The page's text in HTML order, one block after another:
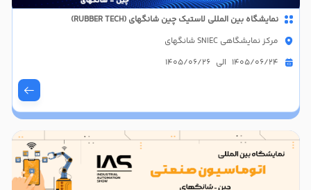
نمایشگاه بین المللی لاستیک چین شانگهای (RUBBER TECH)
مرکز نمایشگاهی SNIEC شانگهای
1405/06/24 الی 1405/06/26